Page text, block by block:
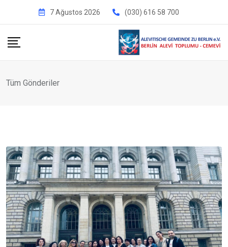
7 Ağustos 2026 (030) 616 58 700
Tüm Gönderiler